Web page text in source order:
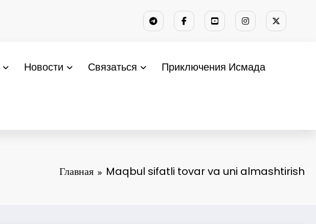
Новости Связаться Приключения Исмада
Главная Maqbul sifatli tovar va uni almashtirish